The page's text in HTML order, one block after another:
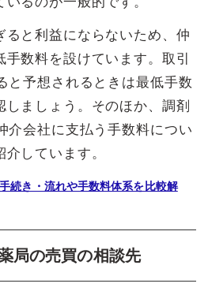
ると利益にならないため、仲
数料を設けています。取引
と予想されるときは最低手数
ましょう。そのほか、調剤
介会社に支払う手数料につい
しています。
続き・流れや手数料体系を比較解
局の売買の相談先